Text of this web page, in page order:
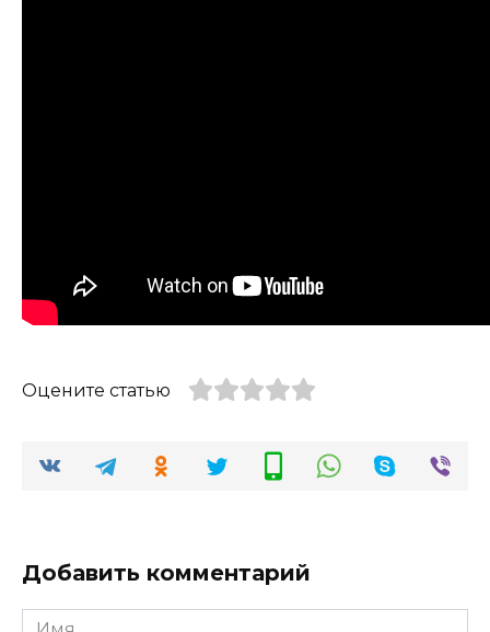
Оцените статью
Добавить комментарий
Имя